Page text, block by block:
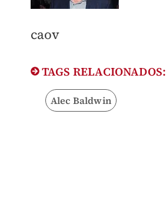
caov
TAGS RELACIONADOS:
Alec Baldwin